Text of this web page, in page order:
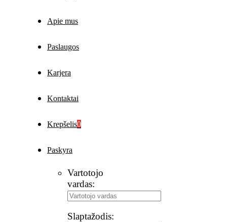
Apie mus
Paslaugos
Karjera
Kontaktai
Krepšelis0
Paskyra
Vartotojo
vardas:
Slaptažodis: